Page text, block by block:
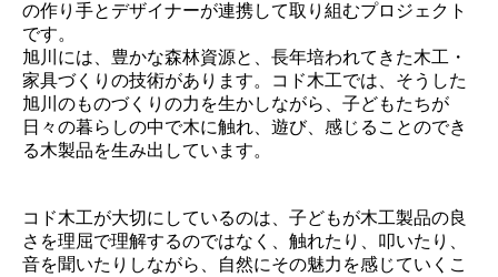
の作り手とデザイナーが連携して取り組むプロジェクト
です。
旭川には、豊かな森林資源と、長年培われてきた木工・
家具づくりの技術があります。コド木工では、そうした
旭川のものづくりの力を生かしながら、子どもたちが
日々の暮らしの中で木に触れ、遊び、感じることのでき
る木製品を生み出しています。
コド木工が大切にしているのは、子どもが木工製品の良
さを理屈で理解するのではなく、触れたり、叩いたり、
音を聞いたりしながら、自然にその魅力を感じていくこ